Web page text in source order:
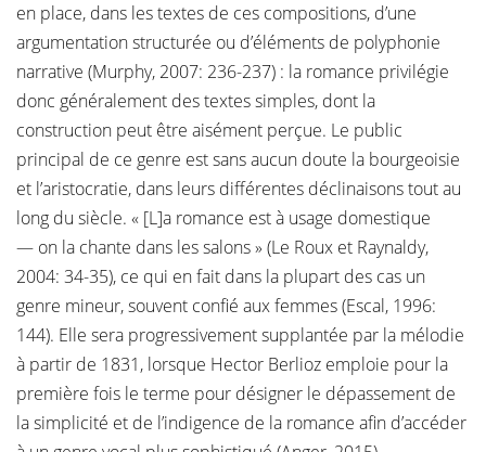
en place, dans les textes de ces compositions, d’une
argumentation structurée ou d’éléments de polyphonie
narrative (Murphy, 2007: 236-237) : la romance privilégie
donc généralement des textes simples, dont la
construction peut être aisément perçue. Le public
principal de ce genre est sans aucun doute la bourgeoisie
et l’aristocratie, dans leurs différentes déclinaisons tout au
long du siècle. « [L]a romance est à usage domestique
— on la chante dans les salons » (Le Roux et Raynaldy,
2004: 34-35), ce qui en fait dans la plupart des cas un
genre mineur, souvent confié aux femmes (Escal, 1996:
144). Elle sera progressivement supplantée par la mélodie
à partir de 1831, lorsque Hector Berlioz emploie pour la
première fois le terme pour désigner le dépassement de
la simplicité et de l’indigence de la romance afin d’accéder